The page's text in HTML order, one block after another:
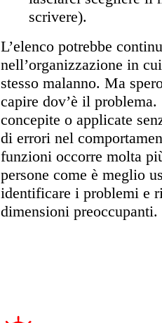
scrivere).
L’elenco potrebbe
nell’organizzazione in
stesso malanno. Ma
capire dov’è il
concepite o applicate
di errori nel
funzioni occorre molta
persone come è meglio
identificare i problemi e
dimensioni preoccupanti.